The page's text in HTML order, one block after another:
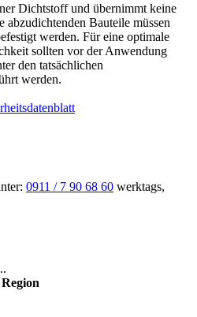
Dichtstoff und übernimmt keine
Bauteile müssen
werden. Für eine optimale
sollten vor der Anwendung
den tatsächlichen
werden.
0911 / 7 90 68 60 werktags,